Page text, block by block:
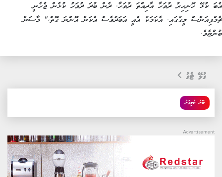
އެބަ ކުޅޭ ހޮނިހިރު ދުވަހާ އާދިއްތަ ދުވަހާ. ދެން ބުދަ ދުވަހު ކުޅެން ޖެހެނީ
ޗެމްޕިއަންސް ލީގުގައި. އެކަމަކު އެއީ އަބަދުވެސް އެކަން އޮންނަ ގޮތް،" މާސަން
ބުންޏެވެ.
ގުޅޭ ޓެގު
ބޭރު ކުޅިވަރު